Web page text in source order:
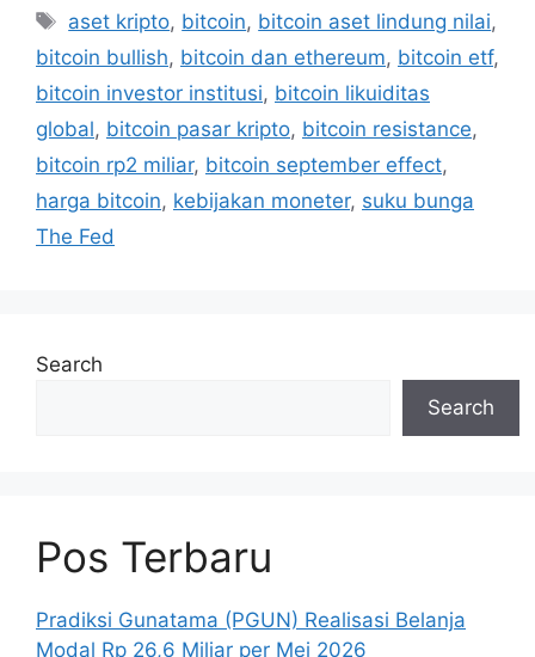
Tags
aset kripto, bitcoin, bitcoin aset lindung nilai,
bitcoin bullish, bitcoin dan ethereum, bitcoin etf,
bitcoin investor institusi, bitcoin likuiditas
global, bitcoin pasar kripto, bitcoin resistance,
bitcoin rp2 miliar, bitcoin september effect,
harga bitcoin, kebijakan moneter, suku bunga
The Fed
Search
Search
Pos Terbaru
Pradiksi Gunatama (PGUN) Realisasi Belanja
Modal Rp 26,6 Miliar per Mei 2026